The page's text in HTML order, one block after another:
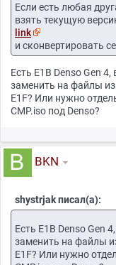
Раскрыть
Проверка образа с
Раскрыть
Как
Сжатые и несжатые
Раскрыть
Раскрыть
Программы для
Если есть любая
взять текущую
link
и сконвертировать
Есть E1B Denso Gen
заменить на файлы
Е1F? Или нужно
CMP.iso под Denso?
BKN
shystrjak писал(а):
Есть E1B Denso Gen
заменить на файлы
Е1F? Или нужно